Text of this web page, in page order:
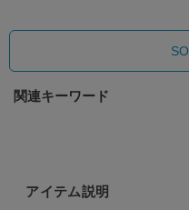
関連キーワード
アイテム説明